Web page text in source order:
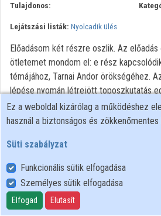
Tulajdonos:
Lejátszási listák: Nyolcadik ülés
Előadásom két részre oszlik. Az
ötletemet mondom el: e rész
témájához, Tarnai Andor örökségéhez.
lépése nyomán létrejött toposzkutatás
szeretném felhasználni Tinódi Dávid és
históriájának – és mint látni fogjuk, ezen
csak hipotéziseink voltak arra, hogy
volt olyan fontos a bibliai témák
ezen új forrás bekapcsolása módot nyújt
újragondolására. A Cronica
Dávid vizsgálta; az ő megfigyeléseihez
Ez a weboldal kizárólag a működéshez
használ a biztonságos és
Süti szabályzat
Funkcionális sütik elfogadása
Személyes sütik elfogadása
Elfogad Elutasít